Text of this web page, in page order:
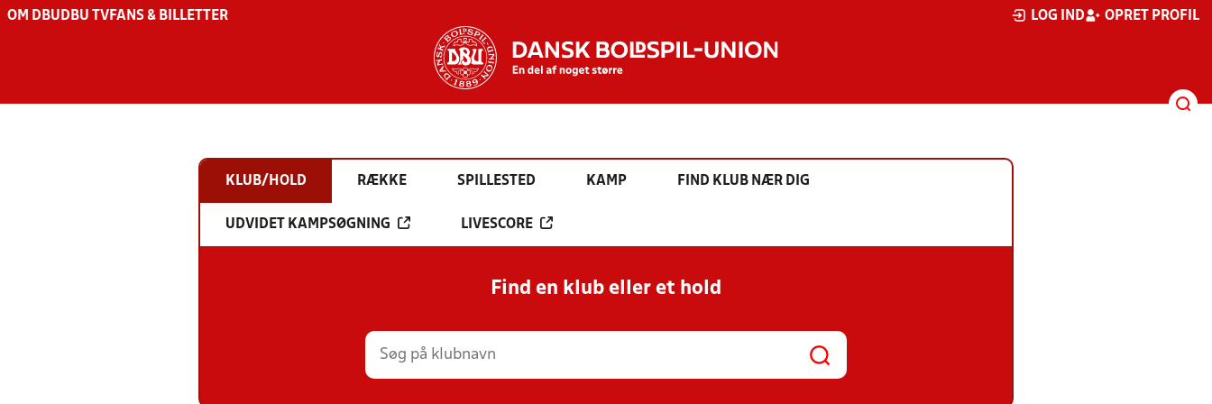
OM DBU DBU TV FANS & BILLETTER LOG IND OPRET PROFIL
KLUB/HOLD RÆKKE SPILLESTED KAMP FIND KLUB NÆR DIG
UDVIDET KAMPSØGNING LIVESCORE
Find en klub eller et hold